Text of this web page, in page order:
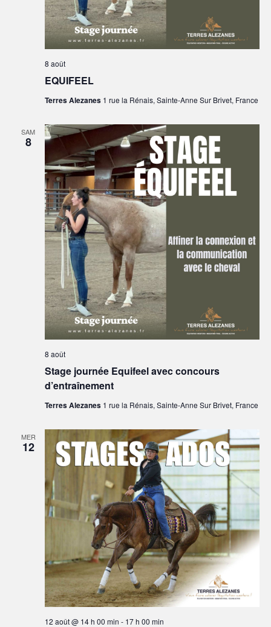
EQUIFEEL
8 août
Terres Alezanes 1 rue la Rénais, Sainte-Anne Sur Brivet, France
SAM
8
Stage journée Equifeel avec concours
d’entraînement
8 août
Terres Alezanes 1 rue la Rénais, Sainte-Anne Sur Brivet, France
MER
12
12 août @ 14 h 00 min - 17 h 00 min